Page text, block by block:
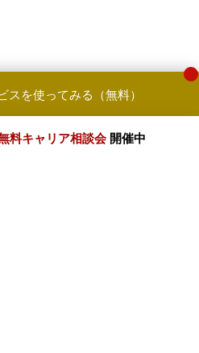
スを使ってみる（無料）
料キャリア相談会 開催中